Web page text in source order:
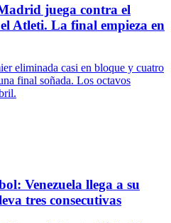
juega contra el
Atleti. La final empieza en
eliminada casi en bloque y cuatro
final soñada. Los octavos
Venezuela llega a su
tres consecutivas